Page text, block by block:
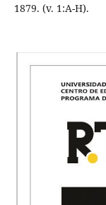
1879. (v. 1:A-H).